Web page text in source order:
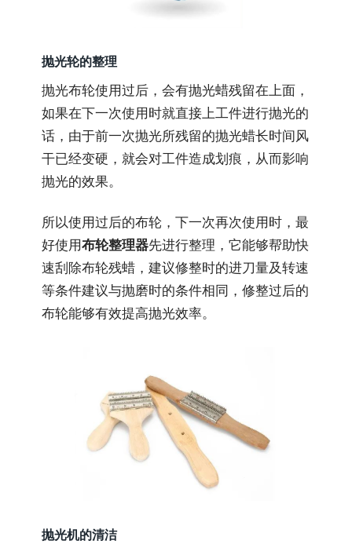
抛光轮的整理
抛光布轮使用过后，会有抛光蜡残留在上面，
如果在下一次使用时就直接上工件进行抛光的
话，由于前一次抛光所残留的抛光蜡长时间风
干已经变硬，就会对工件造成划痕，从而影响
抛光的效果。
所以使用过后的布轮，下一次再次使用时，最
好使用布轮整理器先进行整理，它能够帮助快
速刮除布轮残蜡，建议修整时的进刀量及转速
等条件建议与抛磨时的条件相同，修整过后的
布轮能够有效提高抛光效率。
抛光机的清洁